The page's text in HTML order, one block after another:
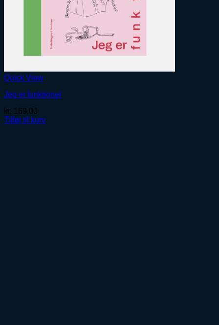
Quick View
Jeg er funktionel
kr. 169,00
Tilføj til kurv